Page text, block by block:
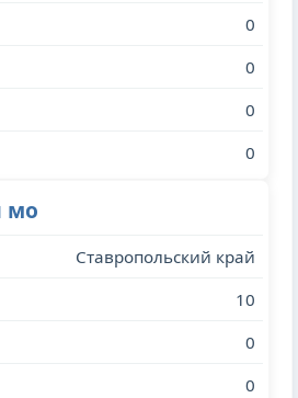
0
0
0
0
мо
Ставропольский край
10
0
0